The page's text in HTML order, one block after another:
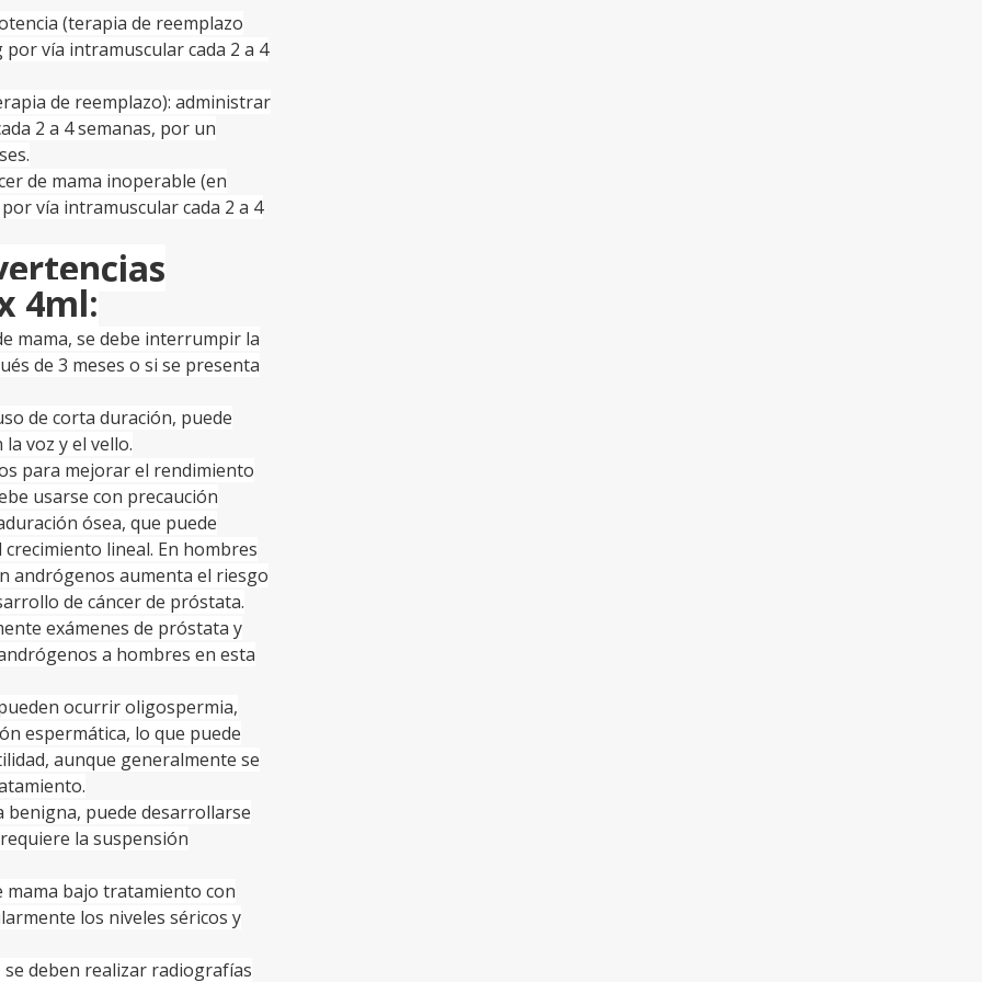
(terapia de reemplazo
por vía intramuscular cada 2 a 4
de reemplazo): administrar
2 a 4 semanas, por un
de mama inoperable (en
vía intramuscular cada 2 a 4
4ml:
mama, se debe interrumpir la
de 3 meses o si se presenta
de corta duración, puede
voz y el vello.
para mejorar el rendimiento
usarse con precaución
ósea, que puede
lineal. En hombres
andrógenos aumenta el riesgo
de cáncer de próstata.
exámenes de próstata y
a hombres en esta
ocurrir oligospermia,
espermática, lo que puede
aunque generalmente se
puede desarrollarse
la suspensión
mama bajo tratamiento con
los niveles séricos y
deben realizar radiografías